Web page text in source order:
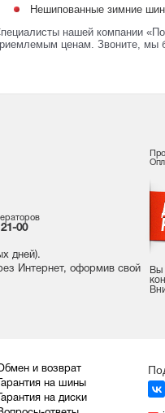
Нешипованные зимние
нашей компании
ценам. Звоните, мы
00
дней).
Интернет, оформив свой
Вы
и возврат
Гарантия на шины
Гарантия на диски